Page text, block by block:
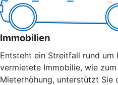
Immobilien
Entsteht ein Streitfall rund um
vermietete Immobilie, wie
Mieterhöhung, unterstützt Sie